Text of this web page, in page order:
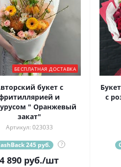
БЕСПЛАТНАЯ ДОСТАВКА
букет с
и
" Оранжевый
закат"
Артикул: 023033
245 руб. ?
4 890 руб./шт
с